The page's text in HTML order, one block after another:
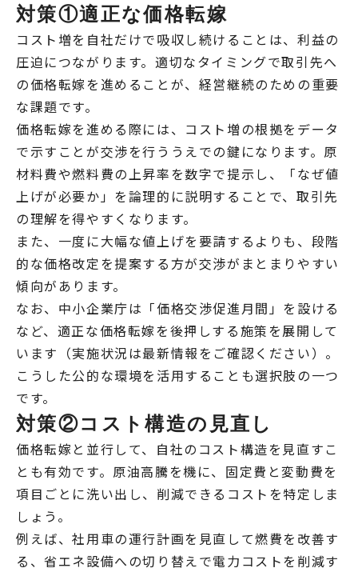
対策①適正な価格転嫁
コスト増を自社だけで吸収し続けることは、利益の
圧迫につながります。適切なタイミングで取引先へ
の価格転嫁を進めることが、経営継続のための重要
な課題です。
価格転嫁を進める際には、コスト増の根拠をデータ
で示すことが交渉を行ううえでの鍵になります。原
材料費や燃料費の上昇率を数字で提示し、「なぜ値
上げが必要か」を論理的に説明することで、取引先
の理解を得やすくなります。
また、一度に大幅な値上げを要請するよりも、段階
的な価格改定を提案する方が交渉がまとまりやすい
傾向があります。
なお、中小企業庁は「価格交渉促進月間」を設ける
など、適正な価格転嫁を後押しする施策を展開して
います（実施状況は最新情報をご確認ください）。
こうした公的な環境を活用することも選択肢の一つ
です。
対策②コスト構造の見直し
価格転嫁と並行して、自社のコスト構造を見直すこ
とも有効です。原油高騰を機に、固定費と変動費を
項目ごとに洗い出し、削減できるコストを特定しま
しょう。
例えば、社用車の運行計画を見直して燃費を改善す
る、省エネ設備への切り替えで電力コストを削減す